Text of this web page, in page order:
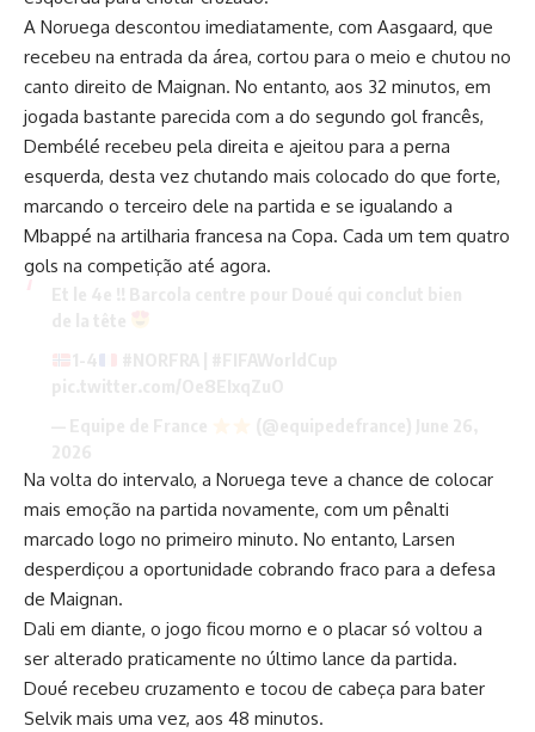
A Noruega descontou imediatamente, com Aasgaard, que
recebeu na entrada da área, cortou para o meio e chutou no
canto direito de Maignan. No entanto, aos 32 minutos, em
jogada bastante parecida com a do segundo gol francês,
Dembélé recebeu pela direita e ajeitou para a perna
esquerda, desta vez chutando mais colocado do que forte,
marcando o terceiro dele na partida e se igualando a
Mbappé na artilharia francesa na Copa. Cada um tem quatro
gols na competição até agora.
Na volta do intervalo, a Noruega teve a chance de colocar
mais emoção na partida novamente, com um pênalti
marcado logo no primeiro minuto. No entanto, Larsen
desperdiçou a oportunidade cobrando fraco para a defesa
de Maignan.
Dali em diante, o jogo ficou morno e o placar só voltou a
ser alterado praticamente no último lance da partida.
Doué recebeu cruzamento e tocou de cabeça para bater
Selvik mais uma vez, aos 48 minutos.